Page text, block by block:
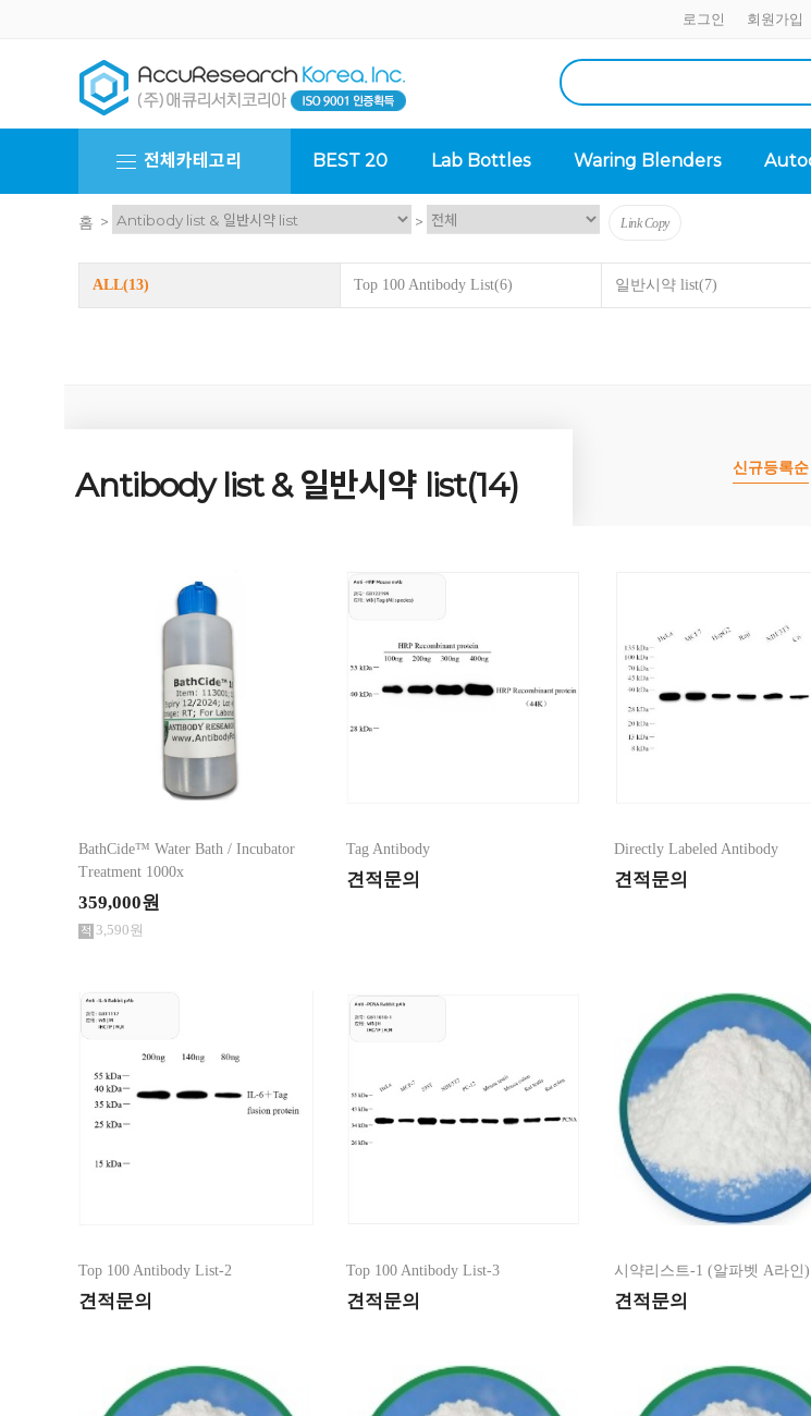
로그인 회원가입
전체카테고리 BEST 20 Lab Bottles Waring Blenders
홈 > > Link Copy
ALL(13) Top 100 Antibody List(6) 일반시약 list(7)
PCR System/PCR 소모품 (Bioer/Gunster) >
Lab Bottles / 플라스틱 제품 >
실험실용 소모품 >
스텐레스 실험기구 (제작품) >
식·음료 품질관리 제품 >
교반·분쇄 관련기기 >
Tarsons Products >
VWR Cultureware >
SPL(에스피엘) 제품 >
Medicom (메디컴) >
펌프 / 계측·실험기기 >
일반 실험 기기 >
바이오 냉동보관 관리제품 >
여과지 / 측정지 제품 >
이벤트상품 >
Top 100 Antibody List
Antibody list & 일반시약 list(14) 신규등록순
BathCide™ Water Bath / Incubator
Treatment 1000x
359,000원
3,590원
Tag Antibody
견적문의
Directly Labeled Antibody
견적문의
Top 100 Antibody List-2
견적문의
Top 100 Antibody List-3
견적문의
시약리스트-1 (알파벳 A라인)
견적문의